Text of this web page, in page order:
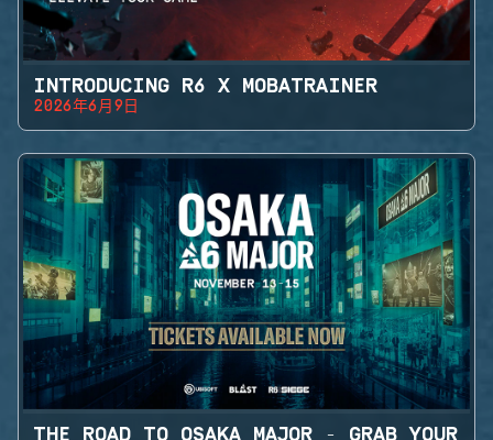
INTRODUCING R6 X MOBATRAINER
2026年6月9日
THE ROAD TO OSAKA MAJOR - GRAB YOUR